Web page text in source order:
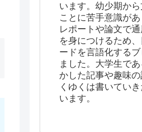
います。幼少期から
ことに苦手意識が
レポートや論文で
を身につけるため
ードを言語化する
ました。大学生で
かした記事や趣味
くゆくは書いてい
います。